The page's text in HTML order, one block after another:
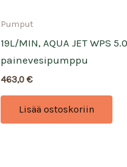
Pumput
19L/MIN, AQUA JET WPS
painevesipumppu
463,0 €
Lisää ostoskoriin